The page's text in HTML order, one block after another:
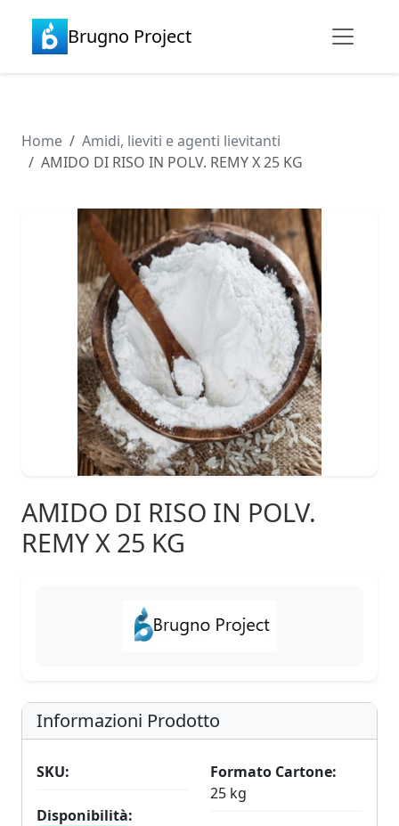
Brugno Project
Home
Amidi, lieviti e agenti lievitanti
AMIDO DI RISO IN POLV. REMY X 25 KG
AMIDO DI RISO IN POLV.
REMY X 25 KG
Informazioni Prodotto
SKU:
Disponibilità:
Formato Cartone:
25 kg